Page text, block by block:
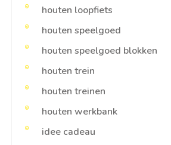
houten loopfiets
houten speelgoed
houten speelgoed blokken
houten trein
houten treinen
houten werkbank
idee cadeau